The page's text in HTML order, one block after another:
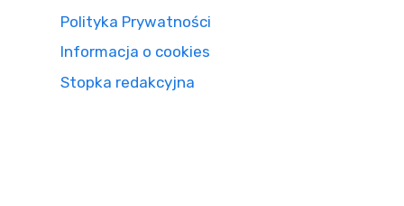
Polityka Prywatności
Informacja o cookies
Stopka redakcyjna